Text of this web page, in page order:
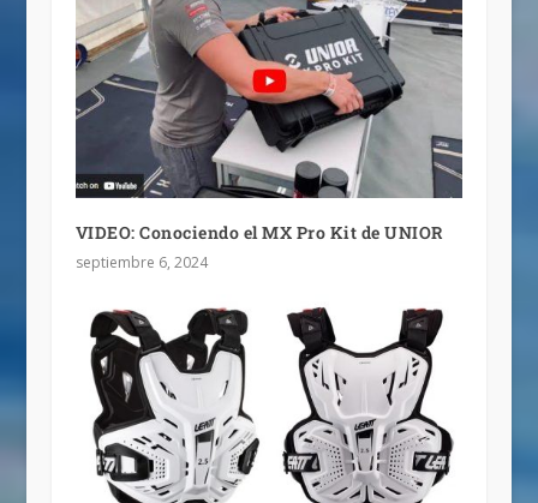
VIDEO: Conociendo el MX Pro Kit de UNIOR
septiembre 6, 2024